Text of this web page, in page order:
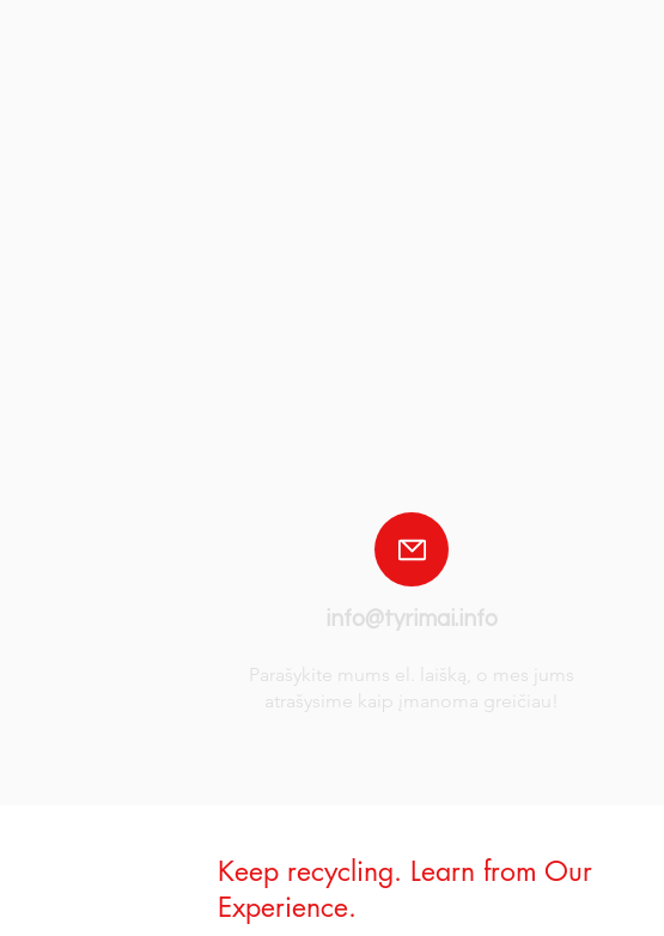
info@tyrimai.info
Parašykite mums el. laišką, o mes jums
atrašysime kaip įmanoma greičiau!
Keep recycling. Learn from Our
Experience.